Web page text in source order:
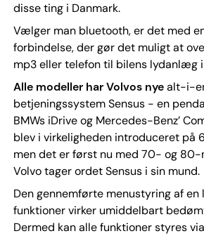
disse ting i Danmark.
Vælger man bluetooth, er det med
forbindelse, der gør det muligt at
mp3 eller telefon til bilens lydanlæg
Alle modeller har Volvos nyealt-i-
betjeningssystem Sensus - en
BMWs iDrive og Mercedes-Benz’
blev i virkeligheden introduceret på
men det er først nu med 70- og 80-
Volvo tager ordet Sensus i sin mund.
Den gennemførte menustyring af
funktioner virker umiddelbart
Dermed kan alle funktioner styres